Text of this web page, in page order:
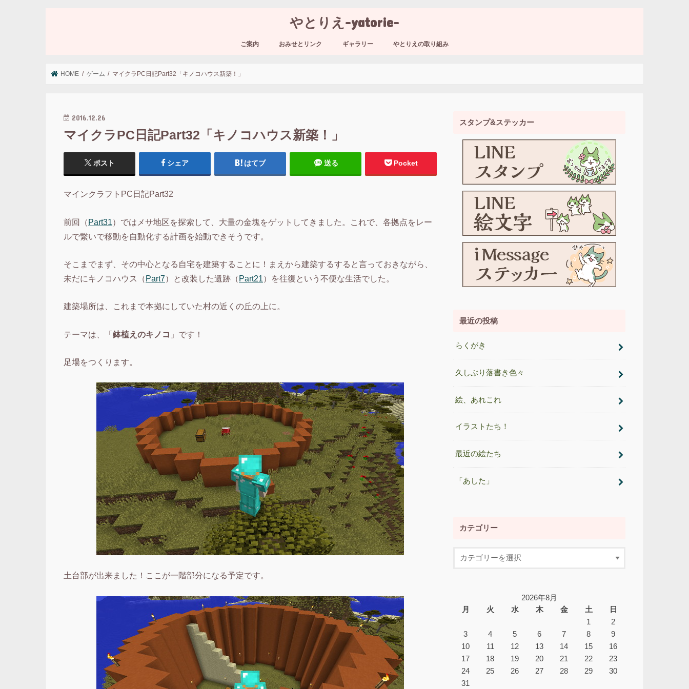
やとりえ-yatorie-
ご案内 おみせとリンク ギャラリー やとりえの取り組み
HOME ゲーム マイクラPC日記Part32「キノコハウス新築！」
2016.12.26
マイクラPC日記Part32「キノコハウス新築！」
ポスト シェア はてブ 送る Pocket
マインクラフトPC日記Part32
前回（Part31）ではメサ地区を探索して、大量の金塊をゲットしてきました。これで、各拠点をレー
ルで繋いで移動を自動化する計画を始動できそうです。
そこまでまず、その中心となる自宅を建築することに！まえから建築するすると言っておきながら、
未だにキノコハウス（Part7）と改装した遺跡（Part21）を往復という不便な生活でした。
建築場所は、これまで本拠にしていた村の近くの丘の上に。
テーマは、「鉢植えのキノコ 」です！
足場をつくります。
土台部が出来ました！ここが一階部分になる予定です。
スタンプ&ステッカー
最近の投稿
らくがき
久しぶり落書き色々
絵、あれこれ
イラストたち！
最近の絵たち
「あした」
カテゴリー
2026年8月
月
火 水 木 金 土
日
1
2
3
4 5 6 7 8
9
10
11 12 13 14 15
16
17
18 19 20 21 22
23
24
25 26 27 28 29
30
31